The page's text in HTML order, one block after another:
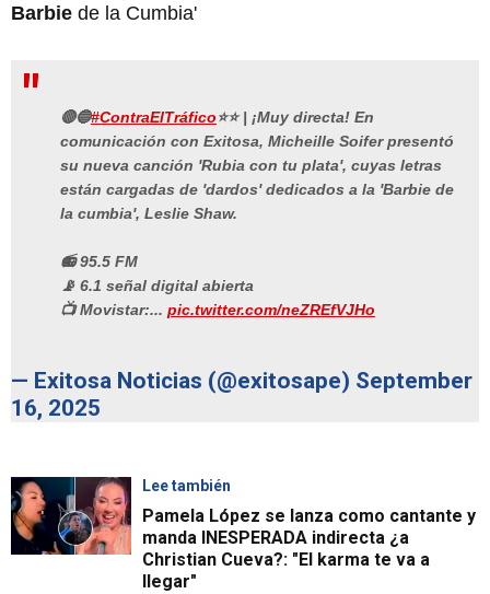
Barbie de la Cumbia'
🔴🔵#ContraElTráfico⭐⭐ | ¡Muy directa! En
comunicación con Exitosa, Micheille Soifer presentó
su nueva canción 'Rubia con tu plata', cuyas letras
están cargadas de 'dardos' dedicados a la 'Barbie de
la cumbia', Leslie Shaw.
📻 95.5 FM
📡 6.1 señal digital abierta
📺 Movistar:... pic.twitter.com/neZREfVJHo
— Exitosa Noticias (@exitosape) September
16, 2025
Lee también
Pamela López se lanza como cantante y
manda INESPERADA indirecta ¿a
Christian Cueva?: "El karma te va a
llegar"